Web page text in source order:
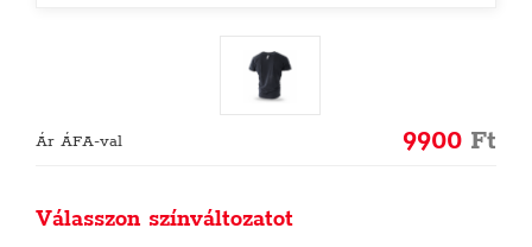
Ár ÁFA-val 9900 Ft
Válasszon színváltozatot